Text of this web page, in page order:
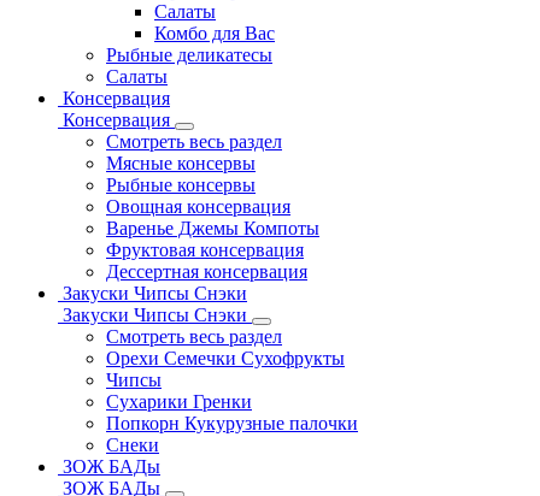
Салаты
Комбо для Вас
Рыбные деликатесы
Салаты
Консервация
Консервация
Смотреть весь раздел
Мясные консервы
Рыбные консервы
Овощная консервация
Варенье Джемы Компоты
Фруктовая консервация
Дессертная консервация
Закуски Чипсы Снэки
Закуски Чипсы Снэки
Смотреть весь раздел
Орехи Семечки Сухофрукты
Чипсы
Сухарики Гренки
Попкорн Кукурузные палочки
Снеки
ЗОЖ БАДы
ЗОЖ БАДы